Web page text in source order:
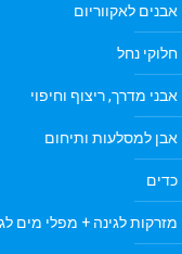
אבנים לאקווריום
חלוקי נחל
אבני מדרך, ריצוף וחיפוי
אבן למסלעות ותיחום
כדים
מזרקות לגינה + מפלי מים